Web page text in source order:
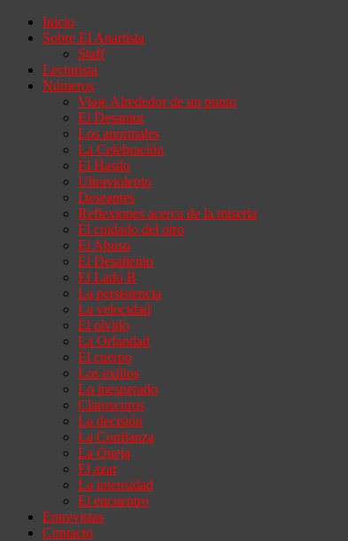
Inicio
Sobre El Anartista
Staff
Lecturista
Números
Viaje Alrededor de un punto
El Desamor
Los anormales
La Celebración
El Hastío
Ultraviolento
Deseantes
Reflexiones acerca de la miseria
El cuidado del otro
El Abuso
El Desaliento
El Lado B
La persistencia
La velocidad
El olvido
La Orfandad
El cuerpo
Los exilios
Lo inesperado
Claroscuros
La decisión
La Confianza
La Queja
El azar
La intensidad
El encuentro
Entrevistas
Contacto